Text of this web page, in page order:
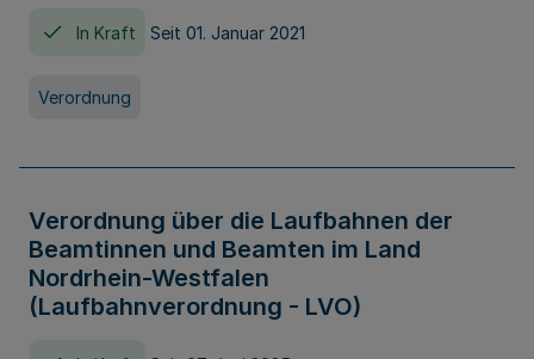
In Kraft Seit 01. Januar 2021
Verordnung
Verordnung über die Laufbahnen der
Beamtinnen und Beamten im Land
Nordrhein-Westfalen
(Laufbahnverordnung - LVO)